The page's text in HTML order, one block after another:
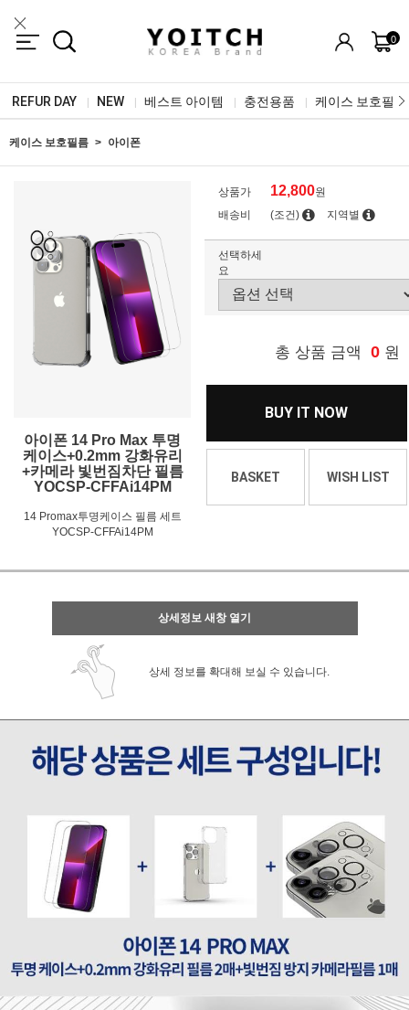
0
REFUR DAY NEW 베스트 아이템 충전용품 케이스 보호필름
케이스 보호필름 아이폰
아이폰 14 Pro Max 투명
케이스+0.2mm 강화유리
+카메라 빛번짐차단 필름
YOCSP-CFFAi14PM
14 Promax투명케이스 필름 세트
YOCSP-CFFAi14PM
상품가 12,800원
배송비
(조건) 지역별
선택하세
요
총 상품 금액 0 원
BUY IT NOW
BASKET WISH LIST
상세정보 새창 열기
상세 정보를 확대해 보실 수 있습니다.